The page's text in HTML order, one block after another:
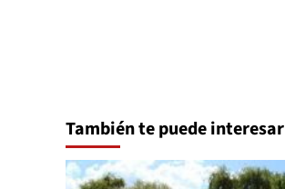
También te puede interesar